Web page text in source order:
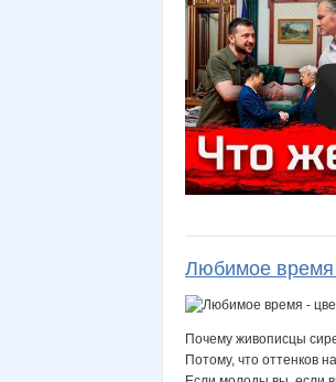
Любимое время
Почему живописцы
Потому, что оттенков